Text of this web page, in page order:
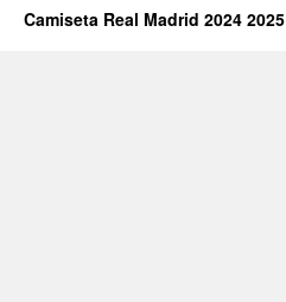
Camiseta Real Madrid 2024 2025